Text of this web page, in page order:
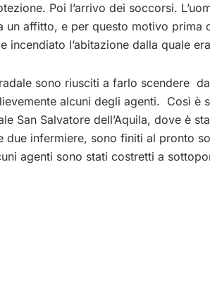
Poi l’arrivo dei soccorsi.
un affitto, e per questo motivo prima
incendiato l’abitazione dalla quale
sono riusciti a farlo scendere
alcuni degli agenti. Così è
San Salvatore dell’Aquila, dove è
due infermiere, sono finiti al pronto
agenti sono stati costretti a